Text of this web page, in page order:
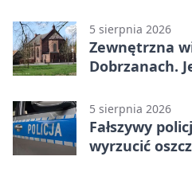
5 sierpnia 2026
Zewnętrzna
Dobrzanach.
5 sierpnia 2026
Fałszywy
wyrzucić